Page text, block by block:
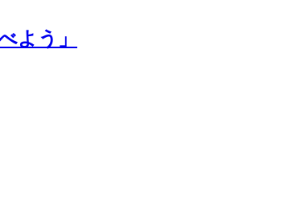
よう」